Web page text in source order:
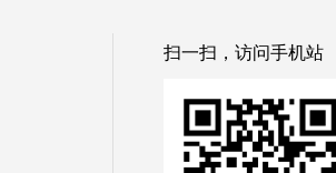
扫一扫，访问手机站